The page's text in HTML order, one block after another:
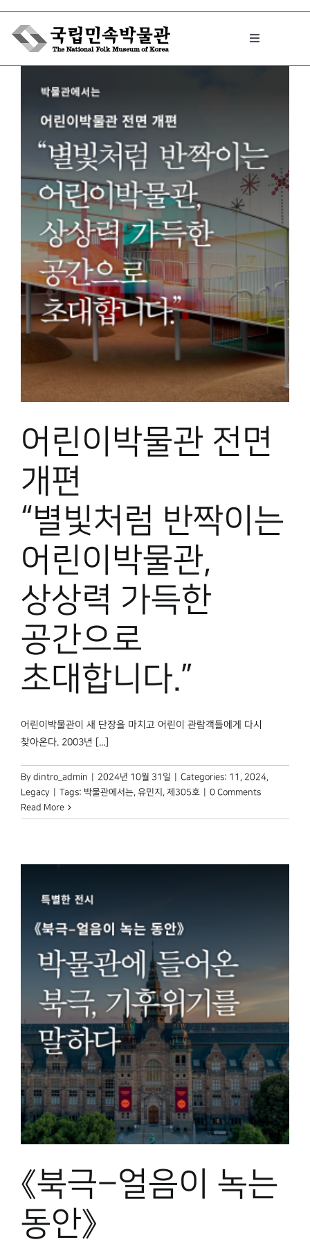
Skip
content
Toggle
박물관에서는
민속이야기
민속 인사이드
원문보기 PDF
박물관 홈페이지
어린이박물관 전면
개편
“별빛처럼 반짝이는
어린이박물관,
상상력 가득한
공간으로
초대합니다.”
어린이박물관이 새 단장을 마치고 어린이 관람객들에게 다시
찾아온다. 2003년 [...]
By dintro_admin 2024년 10월 31일 Categories: 11 , 2024,
Legacy
Tags: 박물관에서는, 유민지 , 제305호
0 Comments
Read More
《북극–얼음이 녹는
동안》